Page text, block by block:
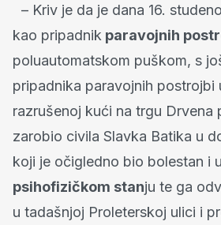
– Kriv je da je dana 16.
kao pripadnik paravojnih
poluautomatskom puškom, s
pripadnika paravojnih postrojbi
razrušenoj kući na trgu Drvena
zarobio civila Slavka Batika u
koji je očigledno bio bolestan i u
psihofizičkom stanju te ga
u tadašnjoj Proleterskoj ulici i